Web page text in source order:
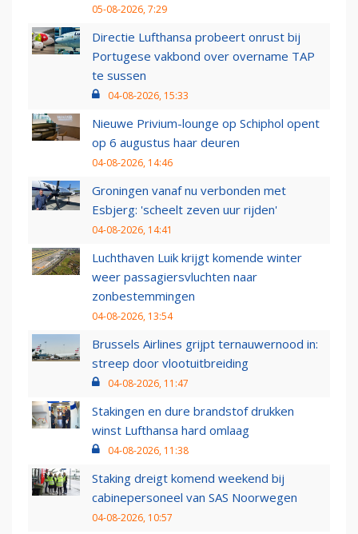
05-08-2026, 7:29
Directie Lufthansa probeert onrust bij
Portugese vakbond over overname TAP
te sussen
04-08-2026, 15:33
Nieuwe Privium-lounge op Schiphol opent
op 6 augustus haar deuren
04-08-2026, 14:46
Groningen vanaf nu verbonden met
Esbjerg: 'scheelt zeven uur rijden'
04-08-2026, 14:41
Luchthaven Luik krijgt komende winter
weer passagiersvluchten naar
zonbestemmingen
04-08-2026, 13:54
Brussels Airlines grijpt ternauwernood in:
streep door vlootuitbreiding
04-08-2026, 11:47
Stakingen en dure brandstof drukken
winst Lufthansa hard omlaag
04-08-2026, 11:38
Staking dreigt komend weekend bij
cabinepersoneel van SAS Noorwegen
04-08-2026, 10:57